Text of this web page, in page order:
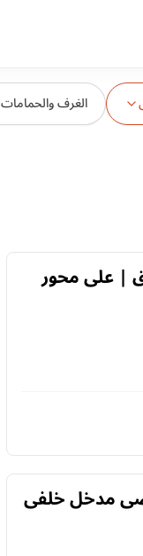
الغرف والحمامات
| على محور
مدخل خلفي